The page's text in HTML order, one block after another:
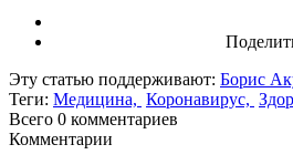
Эту статью поддерживают: Борис
Теги: Медицина, Коронавирус,
Всего 0 комментариев
Комментарии